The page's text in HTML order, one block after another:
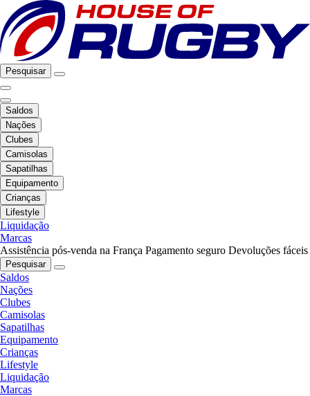
Pesquisar
Saldos
Nações
Clubes
Camisolas
Sapatilhas
Equipamento
Crianças
Lifestyle
Liquidação
Marcas
Assistência pós-venda na França Pagamento seguro Devoluções fáceis
Pesquisar
Saldos
Nações
Clubes
Camisolas
Sapatilhas
Equipamento
Crianças
Lifestyle
Liquidação
Marcas